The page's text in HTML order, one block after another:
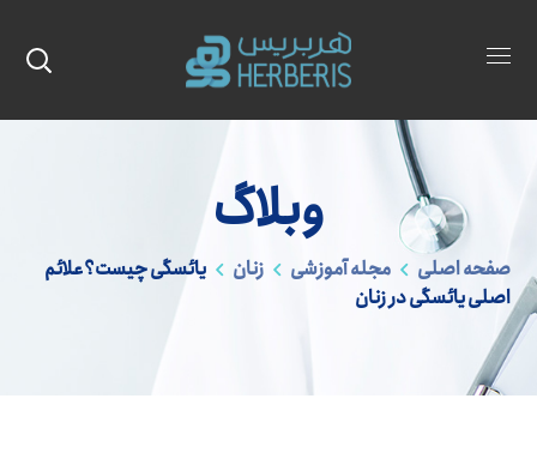
وبلاگ
صفحه اصلی مجله آموزشی زنان
یائسگی چیست؟علائم
اصلی یائسگی در زنان